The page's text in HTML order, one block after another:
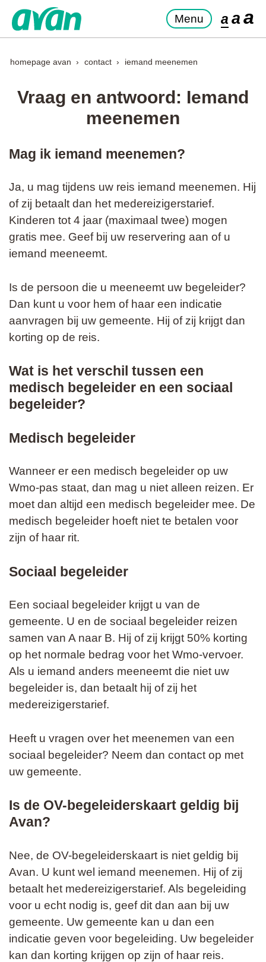
Menu a aa
homepage avan contact iemand meenemen
Vraag en antwoord: Iemand
meenemen
Mag ik iemand meenemen?
Ja, u mag tijdens uw reis iemand meenemen. Hij
of zij betaalt dan het medereizigerstarief.
Kinderen tot 4 jaar (maximaal twee) mogen
gratis mee. Geef bij uw reservering aan of u
iemand meeneemt.
Is de persoon die u meeneemt uw begeleider?
Dan kunt u voor hem of haar een indicatie
aanvragen bij uw gemeente. Hij of zij krijgt dan
korting op de reis.
Wat is het verschil tussen een
medisch begeleider en een sociaal
begeleider?
Medisch begeleider
Wanneer er een medisch begeleider op uw
Wmo-pas staat, dan mag u niet alleen reizen. Er
moet dan altijd een medisch begeleider mee. De
medisch begeleider hoeft niet te betalen voor
zijn of haar rit.
Sociaal begeleider
Een sociaal begeleider krijgt u van de
gemeente. U en de sociaal begeleider reizen
samen van A naar B. Hij of zij krijgt 50% korting
op het normale bedrag voor het Wmo-vervoer.
Als u iemand anders meeneemt die niet uw
begeleider is, dan betaalt hij of zij het
medereizigerstarief.
Heeft u vragen over het meenemen van een
sociaal begeleider? Neem dan contact op met
uw gemeente.
Is de OV-begeleiderskaart geldig bij
Avan?
Nee, de OV-begeleiderskaart is niet geldig bij
Avan. U kunt wel iemand meenemen. Hij of zij
betaalt het medereizigerstarief. Als begeleiding
voor u echt nodig is, geef dit dan aan bij uw
gemeente. Uw gemeente kan u dan een
indicatie geven voor begeleiding. Uw begeleider
kan dan korting krijgen op zijn of haar reis.